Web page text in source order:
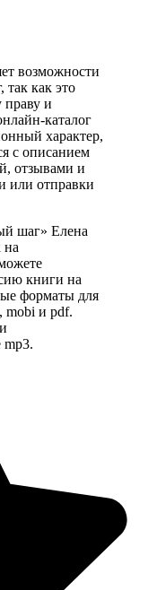
возможности
так как это
праву и
каталог
характер,
с описанием
отзывами и
или отправки
шаг» Елена
на
книги на
форматы для
mobi и pdf.